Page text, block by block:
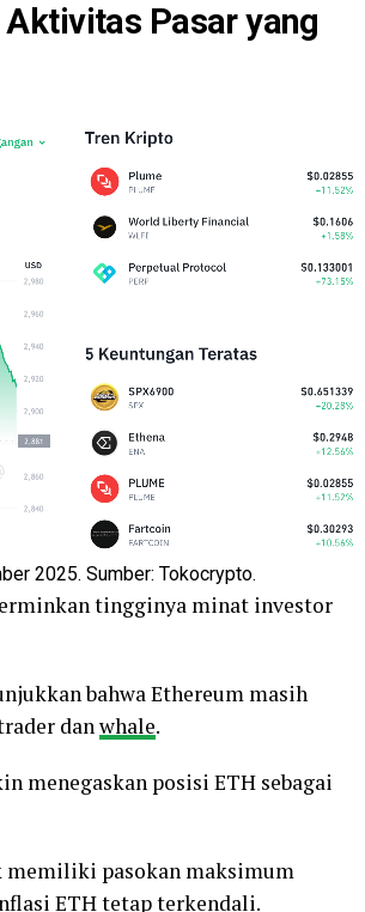
Pasar yang
2025. Sumber: Tokocrypto.
tingginya minat investor
bahwa Ethereum masih
danwhale.
menegaskan posisi ETH sebagai
memiliki pasokan maksimum
ETH tetap terkendali.